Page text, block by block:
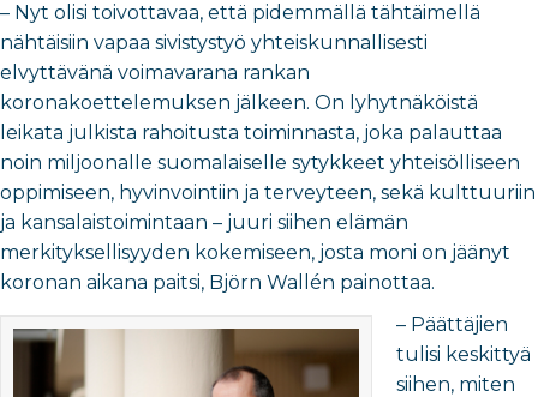
– Nyt olisi toivottavaa, että pidemmällä tähtäimellä
nähtäisiin vapaa sivistystyö yhteiskunnallisesti
elvyttävänä voimavarana rankan
koronakoettelemuksen jälkeen. On lyhytnäköistä
leikata julkista rahoitusta toiminnasta, joka palauttaa
noin miljoonalle suomalaiselle sytykkeet yhteisölliseen
oppimiseen, hyvinvointiin ja terveyteen, sekä kulttuuriin
ja kansalaistoimintaan – juuri siihen elämän
merkityksellisyyden kokemiseen, josta moni on jäänyt
koronan aikana paitsi, Björn Wallén painottaa.
– Päättäjien
tulisi keskittyä
siihen, miten